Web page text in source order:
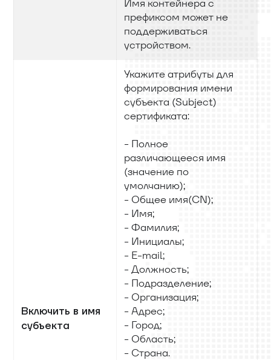
Имя контейнера с
префиксом может не
поддерживаться
устройством.
Включить в имя
субъекта
Укажите атрибуты для
формирования имени
субъекта (Subject)
сертификата:
- Полное
различающееся имя
(значение по
умолчанию);
- Общее имя(CN);
- Имя;
- Фамилия;
- Инициалы;
- E-mail;
- Должность;
- Подразделение;
- Организация;
- Адрес;
- Город;
- Область;
- Страна.